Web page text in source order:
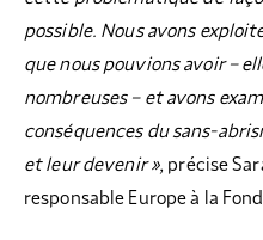
possible. Nous avons
que nous pouvions avoir –
nombreuses – et avons
conséquences du sans-
et leur devenir », précise
responsable Europe à la